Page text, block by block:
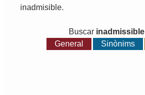
inadmisible.
Buscar inadmissible
General
Sinònims